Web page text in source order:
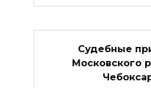
Судебные
Московского